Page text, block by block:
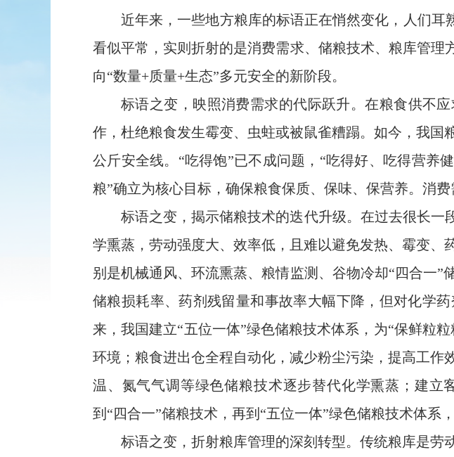
近年来，一些地方粮库的标语正在悄然变化，人们耳
看似平常，实则折射的是消费需求、储粮技术、粮库管
向“数量+质量+生态”多元安全的新阶段。
标语之变，映照消费需求的代际跃升。在粮食供不
作，杜绝粮食发生霉变、虫蛀或被鼠雀糟蹋。如今，我国
公斤安全线。“吃得饱”已不成问题，“吃得好、吃得营养
粮”确立为核心目标，确保粮食保质、保味、保营养。消
标语之变，揭示储粮技术的迭代升级。在过去很长一
学熏蒸，劳动强度大、效率低，且难以避免发热、霉变
别是机械通风、环流熏蒸、粮情监测、谷物冷却“四合一
储粮损耗率、药剂残留量和事故率大幅下降，但对化学
来，我国建立“五位一体”绿色储粮技术体系，为“保鲜粒
环境；粮食进出仓全程自动化，减少粉尘污染，提高工
温、氮气气调等绿色储粮技术逐步替代化学熏蒸；建立
到“四合一”储粮技术，再到“五位一体”绿色储粮技术体系
标语之变，折射粮库管理的深刻转型。传统粮库是